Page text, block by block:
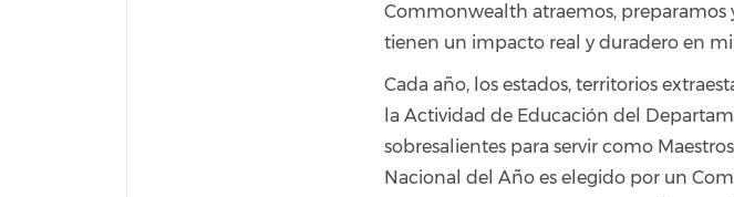
Commonwealth atraemos, preparamos
tienen un impacto real y duradero en
Cada año, los estados, territorios
la Actividad de Educación del
sobresalientes para servir como
Nacional del Año es elegido por un